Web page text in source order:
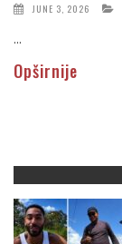
JUNE 3, 2026
...
Opširnije